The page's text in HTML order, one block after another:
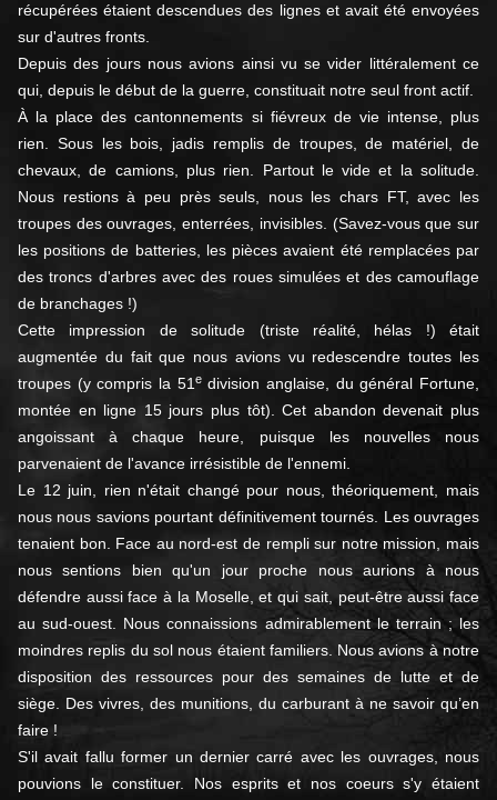
récupérées étaient descendues des lignes et avait été envoyées
sur d'autres fronts.
Depuis des jours nous avions ainsi vu se vider littéralement ce
qui, depuis le début de la guerre, constituait notre seul front actif.
À la place des cantonnements si fiévreux de vie intense, plus
rien. Sous les bois, jadis remplis de troupes, de matériel, de
chevaux, de camions, plus rien. Partout le vide et la solitude.
Nous restions à peu près seuls, nous les chars FT, avec les
troupes des ouvrages, enterrées, invisibles. (Savez-vous que sur
les positions de batteries, les pièces avaient été remplacées par
des troncs d'arbres avec des roues simulées et des camouflage
de branchages !)
Cette impression de solitude (triste réalité, hélas !) était
augmentée du fait que nous avions vu redescendre toutes les
troupes (y compris la 51 edivision anglaise, du général Fortune,
montée en ligne 15 jours plus tôt). Cet abandon devenait plus
angoissant à chaque heure, puisque les nouvelles nous
parvenaient de l'avance irrésistible de l'ennemi.
Le 12 juin, rien n'était changé pour nous, théoriquement, mais
nous nous savions pourtant définitivement tournés. Les ouvrages
tenaient bon. Face au nord-est de rempli sur notre mission, mais
nous sentions bien qu'un jour proche nous aurions à nous
défendre aussi face à la Moselle, et qui sait, peut-être aussi face
au sud-ouest. Nous connaissions admirablement le terrain ; les
moindres replis du sol nous étaient familiers. Nous avions à notre
disposition des ressources pour des semaines de lutte et de
siège. Des vivres, des munitions, du carburant à ne savoir qu’en
faire !
S'il avait fallu former un dernier carré avec les ouvrages, nous
pouvions le constituer. Nos esprits et nos coeurs s'y étaient